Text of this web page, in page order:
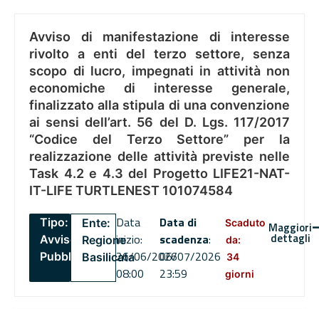
Avviso di manifestazione di interesse
rivolto a enti del terzo settore, senza
scopo di lucro, impegnati in attività non
economiche di interesse generale,
finalizzato alla stipula di una convenzione
ai sensi dell’art. 56 del D. Lgs. 117/2017
“Codice del Terzo Settore” per la
realizzazione delle attività previste nelle
Task 4.2 e 4.3 del Progetto LIFE21-NAT-
IT-LIFE TURTLENEST 101074584
Tipo:
Avviso
Pubblico
Ente:
Regione
Basilicata
Data
inizio:
26/06/2026
08:00
Data di
scadenza:
06/07/2026
23:59
Scaduto
da:
34
giorni
Maggiori
dettagli